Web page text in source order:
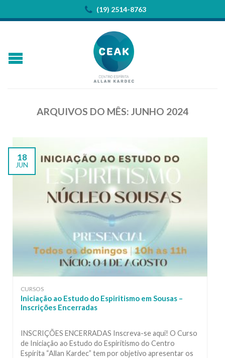
(19) 2514-8763
ARQUIVOS DO MÊS: JUNHO 2024
18
JUN
CURSOS
Iniciação ao Estudo do Espiritismo em Sousas –
Inscrições Encerradas
INSCRIÇÕES ENCERRADAS Inscreva-se aqui! O Curso
de Iniciação ao Estudo do Espiritismo do Centro
Espírita “Allan Kardec” tem por objetivo apresentar os